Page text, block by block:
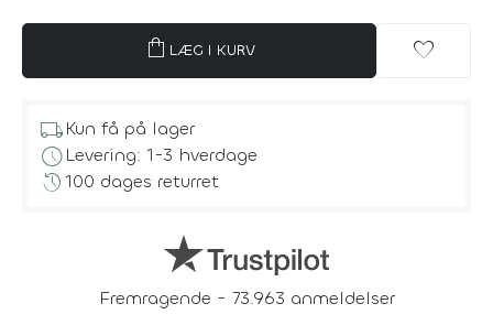
shopping_bag LÆG I KURV favorite
local_shippingKun få på lager
scheduleLevering: 1-3 hverdage
history100 dages returret
Fremragende - 73.963 anmeldelser